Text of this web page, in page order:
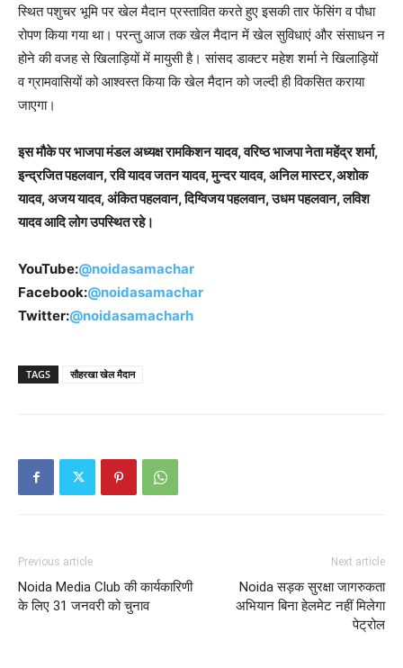
स्थित पशुचर भूमि पर खेल मैदान प्रस्तावित करते हुए इसकी तार फेंसिंग व पौधा
रोपण किया गया था। परन्तु आज तक खेल मैदान में खेल सुविधाएं और संसाधन न
होने की वजह से खिलाड़ियों में मायुसी है। सांसद डाक्टर महेश शर्मा ने खिलाड़ियों
व ग्रामवासियों को आश्वस्त किया कि खेल मैदान को जल्दी ही विकसित कराया
जाएगा।
इस मौके पर भाजपा मंडल अध्यक्ष रामकिशन यादव, वरिष्ठ भाजपा नेता महेंद्र शर्मा,
इन्द्रजित पहलवान, रवि यादव जतन यादव, मुन्दर यादव, अनिल मास्टर,अशोक
यादव, अजय यादव, अंकित पहलवान, दिग्विजय पहलवान, उधम पहलवान, लविश
यादव आदि लोग उपस्थित रहे।
YouTube:@noidasamachar
Facebook:@noidasamachar
Twitter:@noidasamacharh
TAGS सौहरखा खेल मैदान
Previous article
Noida Media Club की कार्यकारिणी
के लिए 31 जनवरी को चुनाव
Next article
Noida सड़क सुरक्षा जागरुकता
अभियान बिना हेलमेट नहीं मिलेगा
पेट्रोल